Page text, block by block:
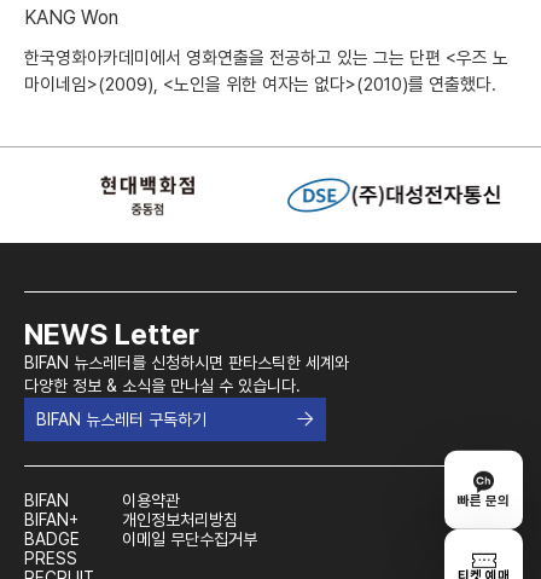
빠른 문의
티켓 예매
KANG Won
한국영화아카데미에서 영화연출을 전공하고 있는 그는 단편 <우즈 노
마이네임>(2009), <노인을 위한 여자는 없다>(2010)를 연출했다.
NEWS Letter
BIFAN 뉴스레터를 신청하시면 판타스틱한 세계와
다양한 정보 & 소식을 만나실 수 있습니다.
BIFAN 뉴스레터 구독하기
BIFAN
BIFAN+
BADGE
PRESS
이용약관
개인정보처리방침
이메일 무단수집거부